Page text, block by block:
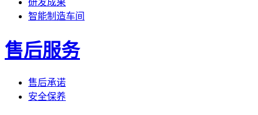
研发成果
智能制造车间
售后服务
售后承诺
安全保养